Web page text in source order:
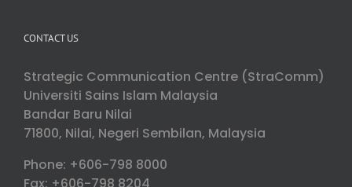
CONTACT US
Strategic Communication Centre (StraComm)
Universiti Sains Islam Malaysia
Bandar Baru Nilai
71800, Nilai, Negeri Sembilan, Malaysia
Phone: +606-798 8000